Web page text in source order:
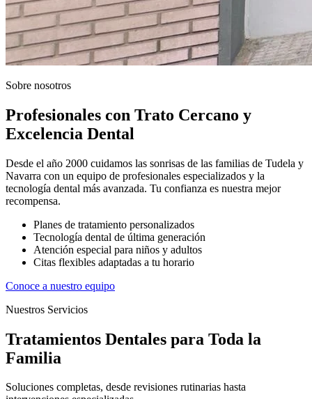
Sobre nosotros
Profesionales con Trato Cercano y
Excelencia Dental
Desde el año 2000 cuidamos las sonrisas de las familias de Tudela y
Navarra con un equipo de profesionales especializados y la
tecnología dental más avanzada. Tu confianza es nuestra mejor
recompensa.
Planes de tratamiento personalizados
Tecnología dental de última generación
Atención especial para niños y adultos
Citas flexibles adaptadas a tu horario
Conoce a nuestro equipo
Nuestros Servicios
Tratamientos Dentales para Toda la
Familia
Soluciones completas, desde revisiones rutinarias hasta